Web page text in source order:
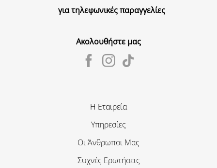
για τηλεφωνικές παραγγελίες
Ακολουθήστε μας
Η Εταιρεία
Υπηρεσίες
Οι Άνθρωποι Μας
Συχνές Ερωτήσεις